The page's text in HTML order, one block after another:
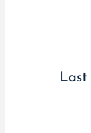
Last